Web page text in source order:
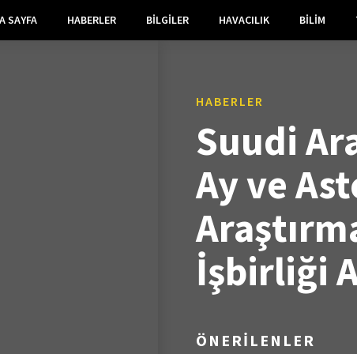
SAYFA HABERLER BILGILER HAVACILIK BILIM
HABERLER
Suudi
Ay ve
İşbirliği
ÖNERİLENLER